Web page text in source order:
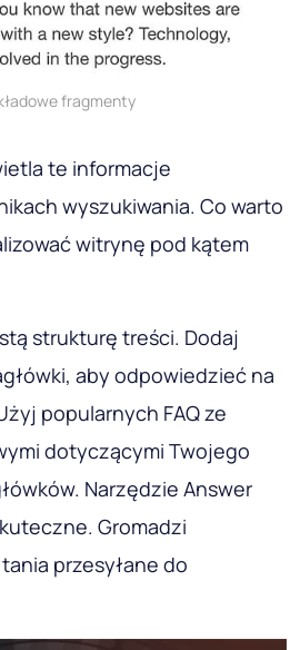
fragmenty
te informacje
wyszukiwania. Co warto
witrynę pod kątem
strukturę treści. Dodaj
aby odpowiedzieć na
popularnych FAQ ze
dotyczącymi Twojego
Narzędzie Answer
Gromadzi
przesyłane do